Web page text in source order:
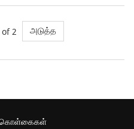
2 அடுத்த